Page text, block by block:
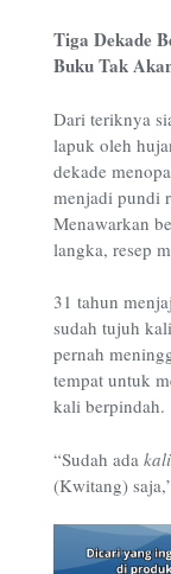
Tiga Dekade
Buku Tak
Dari teriknya
lapuk oleh
dekade
menjadi pundi
Menawarkan
langka, resep
31 tahun
sudah tujuh
pernah
tempat untuk
kali berpindah.
“Sudah ada kali
(Kwitang)